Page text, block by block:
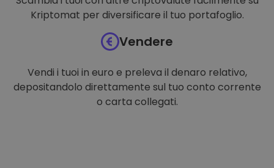
Kriptomat per diversificare il tuo portafoglio.
Vendere
Vendi i tuoi in euro e preleva il denaro relativo,
depositandolo direttamente sul tuo conto corrente
o carta collegati.